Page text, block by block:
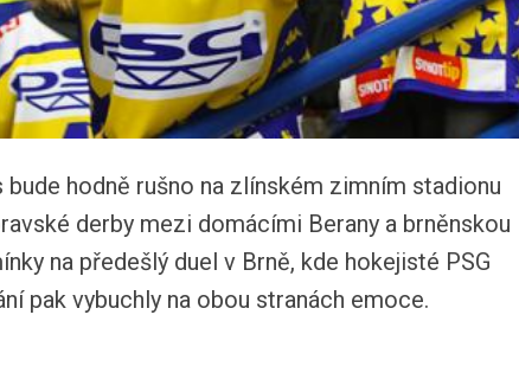
bude hodně rušno na zlínském zimním stadionu
derby mezi domácími Berany a brněnskou
na předešlý duel v Brně, kde hokejisté PSG
pak vybuchly na obou stranách emoce.